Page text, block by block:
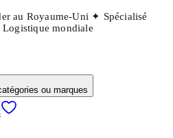
au Royaume-Uni ✦ Spécialisé
mondiale
ou marques